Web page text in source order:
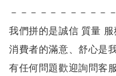
－－－－－－－－－－
我們拼的是誠信 質量 服
消費者的滿意、舒心是
有任何問題歡迎詢問客